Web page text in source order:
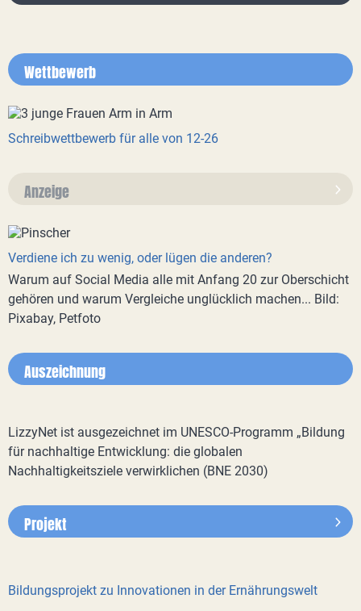
Wettbewerb
Schreibwettbewerb für alle von 12-26
Anzeige
Verdiene ich zu wenig, oder lügen die anderen?
Warum auf Social Media alle mit Anfang 20 zur Oberschicht
gehören und warum Vergleiche unglücklich machen... Bild:
Pixabay, Petfoto
Auszeichnung
LizzyNet ist ausgezeichnet im UNESCO-Programm „Bildung
für nachhaltige Entwicklung: die globalen
Nachhaltigkeitsziele verwirklichen (BNE 2030)
Projekt
Bildungsprojekt zu Innovationen in der Ernährungswelt